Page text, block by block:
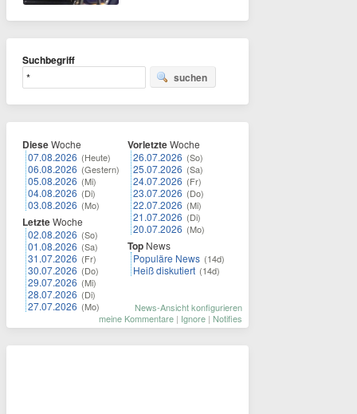
Suchbegriff
suchen
DieseWoche
07.08.2026 (Heute)
06.08.2026 (Gestern)
05.08.2026 (Mi)
04.08.2026 (Di)
03.08.2026 (Mo)
LetzteWoche
02.08.2026 (So)
01.08.2026 (Sa)
31.07.2026 (Fr)
30.07.2026 (Do)
29.07.2026 (Mi)
28.07.2026 (Di)
27.07.2026 (Mo)
VorletzteWoche
26.07.2026 (So)
25.07.2026 (Sa)
24.07.2026 (Fr)
23.07.2026 (Do)
22.07.2026 (Mi)
21.07.2026 (Di)
20.07.2026 (Mo)
Top News
Populäre News (14d)
Heiß diskutiert (14d)
News-Ansicht konfigurieren
meine Kommentare | Ignore | Notifies